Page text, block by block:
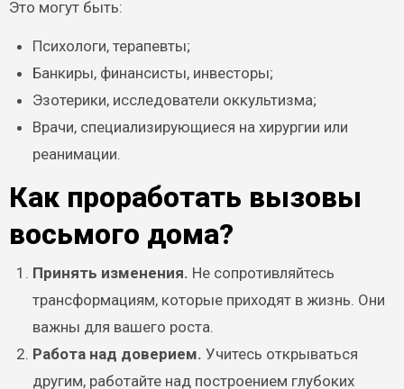
Это могут быть:
Психологи, терапевты;
Банкиры, финансисты, инвесторы;
Эзотерики, исследователи оккультизма;
Врачи, специализирующиеся на хирургии или
реанимации.
Как проработать вызовы
восьмого дома?
Принять изменения. Не сопротивляйтесь
трансформациям, которые приходят в жизнь. Они
важны для вашего роста.
Работа над доверием. Учитесь открываться
другим, работайте над построением глубоких